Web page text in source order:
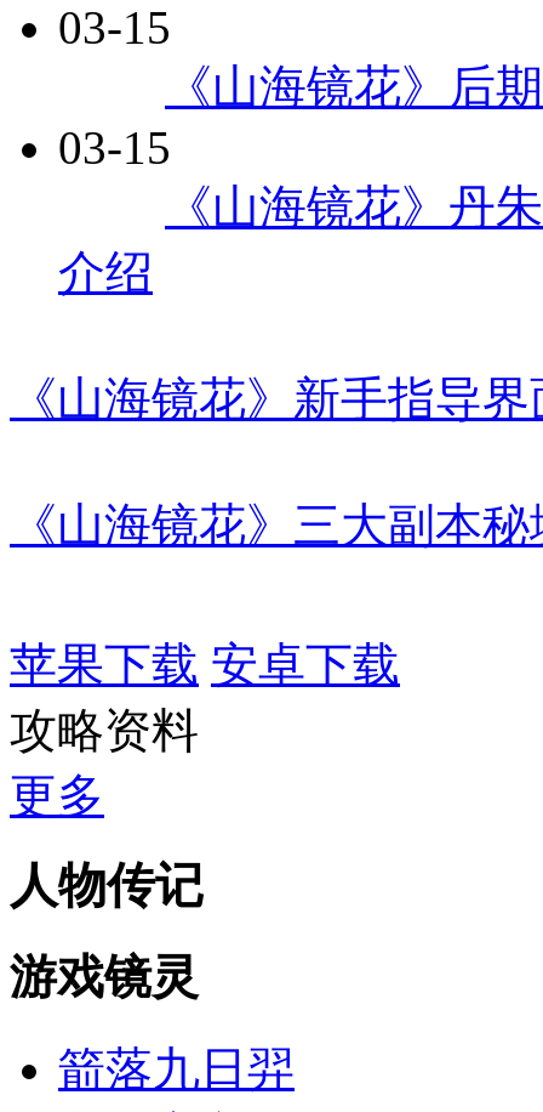
03-15
《山海镜花》后
03-15
《山海镜花》丹
介绍
《山海镜花》新手指导
《山海镜花》三大副本
苹果下载 安卓下载
攻略资料
更多
人物传记
游戏镜灵
箭落九日羿